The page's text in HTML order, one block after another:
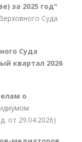
за 2025 год"
Суда
Суда
квартал 2026
о
от 29.04.2026)